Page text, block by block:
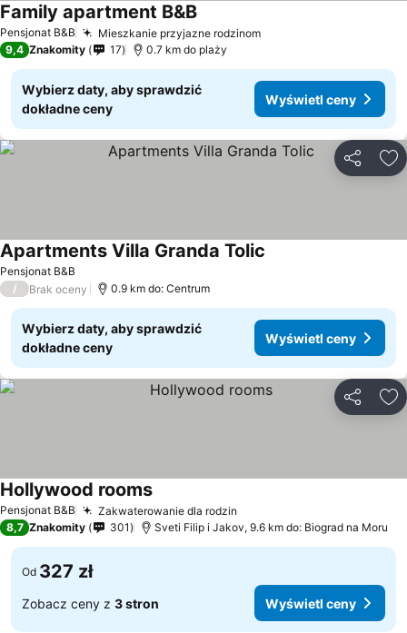
Pensjonat B&B Mieszkanie przyjazne rodzinomWyświetl ceny
Family apartment B&BWyświetl ceny
9,4 Znakomity 17 0.7 km do plaży
Wybierz daty, aby sprawdzić
dokładne ceny
Wyświetl ceny
Pensjonat B&B
Apartments Villa Granda Tolic
/ Brak oceny 0.9 km do: Centrum
Wybierz daty, aby sprawdzić
dokładne ceny
Wyświetl ceny
Pensjonat B&B Zakwaterowanie dla rodzin
Hollywood roomsWyświetl ceny
8,7 Znakomity 301 Sveti Filip i Jakov, 9.6 km do: Biograd na Moru
Od 327 zł
Zobacz ceny z 3 stron Wyświetl ceny